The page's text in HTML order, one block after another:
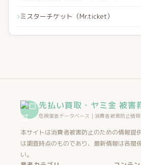
ミスターチケット（Mr.ticket）
先払い買取・ヤミ金 被害
危険業者データベース｜消費者被害防止情報
本サイトは消費者被害防止のための情報提
は調査時点のものであり、最新情報は各関
い。